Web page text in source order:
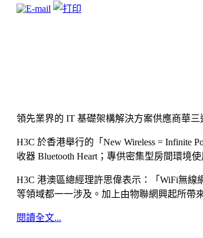
領先業界的 IT 基礎架構解決方案供應商華
H3C 於香港舉行的「New Wireless = Infinite
收器 Bluetooth Heart；專供密集型房間環境
H3C 港澳區總經理許思偉表示：「WiFi無
等領域都一一涉及。加上由物聯網興起所帶
閱讀全文...